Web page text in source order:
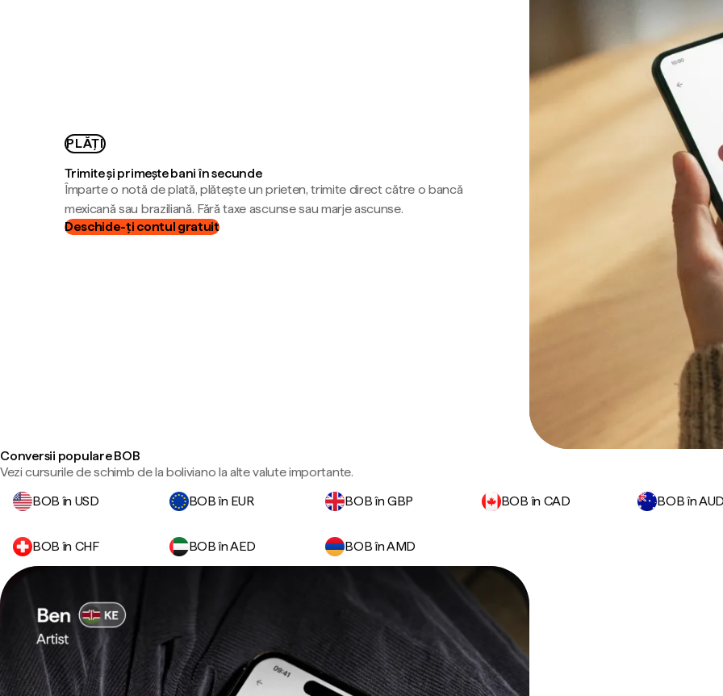
PLĂȚI
Trimite și primește bani în secunde
Împarte o notă de plată, plătește un prieten, trimite direct către o bancă
mexicană sau braziliană. Fără taxe ascunse sau marje ascunse.
Deschide-ți contul gratuit
Conversii populare BOB
Vezi cursurile de schimb de la boliviano la alte valute importante.
BOB în USD
BOB în EUR BOB în GBP BOB în CAD BOB în
BOB în CHF BOB în AED BOB în AMD